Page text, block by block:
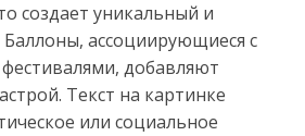
создает уникальный и
ассоциирующиеся с
добавляют
Текст на картинке
или социальное